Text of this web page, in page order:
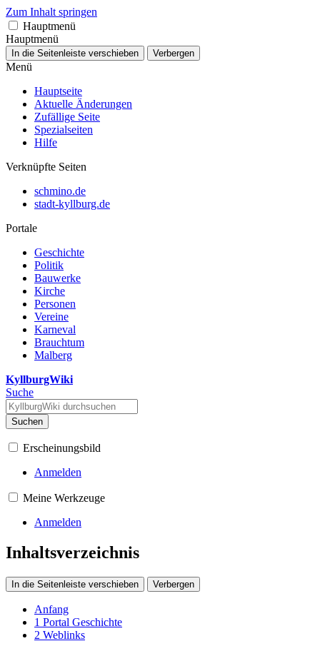
Zum Inhalt springen
Hauptmenü
Hauptmenü
In die Seitenleiste verschieben Verbergen
Menü
Hauptseite
Aktuelle Änderungen
Zufällige Seite
Spezialseiten
Hilfe
Verknüpfte Seiten
schmino.de
stadt-kyllburg.de
Portale
Geschichte
Politik
Bauwerke
Kirche
Personen
Vereine
Karneval
Brauchtum
Malberg
KyllburgWiki
Suche
Suchen
Erscheinungsbild
Anmelden
Meine Werkzeuge
Anmelden
Inhaltsverzeichnis
In die Seitenleiste verschieben Verbergen
Anfang
1 Portal Geschichte
2 Weblinks